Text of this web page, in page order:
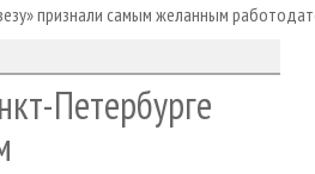
признали самым желанным
Петербурге